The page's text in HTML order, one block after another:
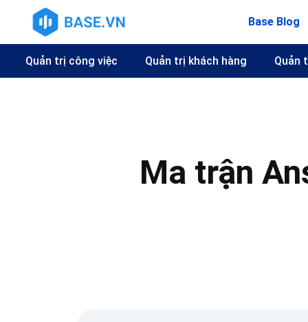
Base Blog
Quản trị công việc Quản trị khách hàng Quản
Ma trận